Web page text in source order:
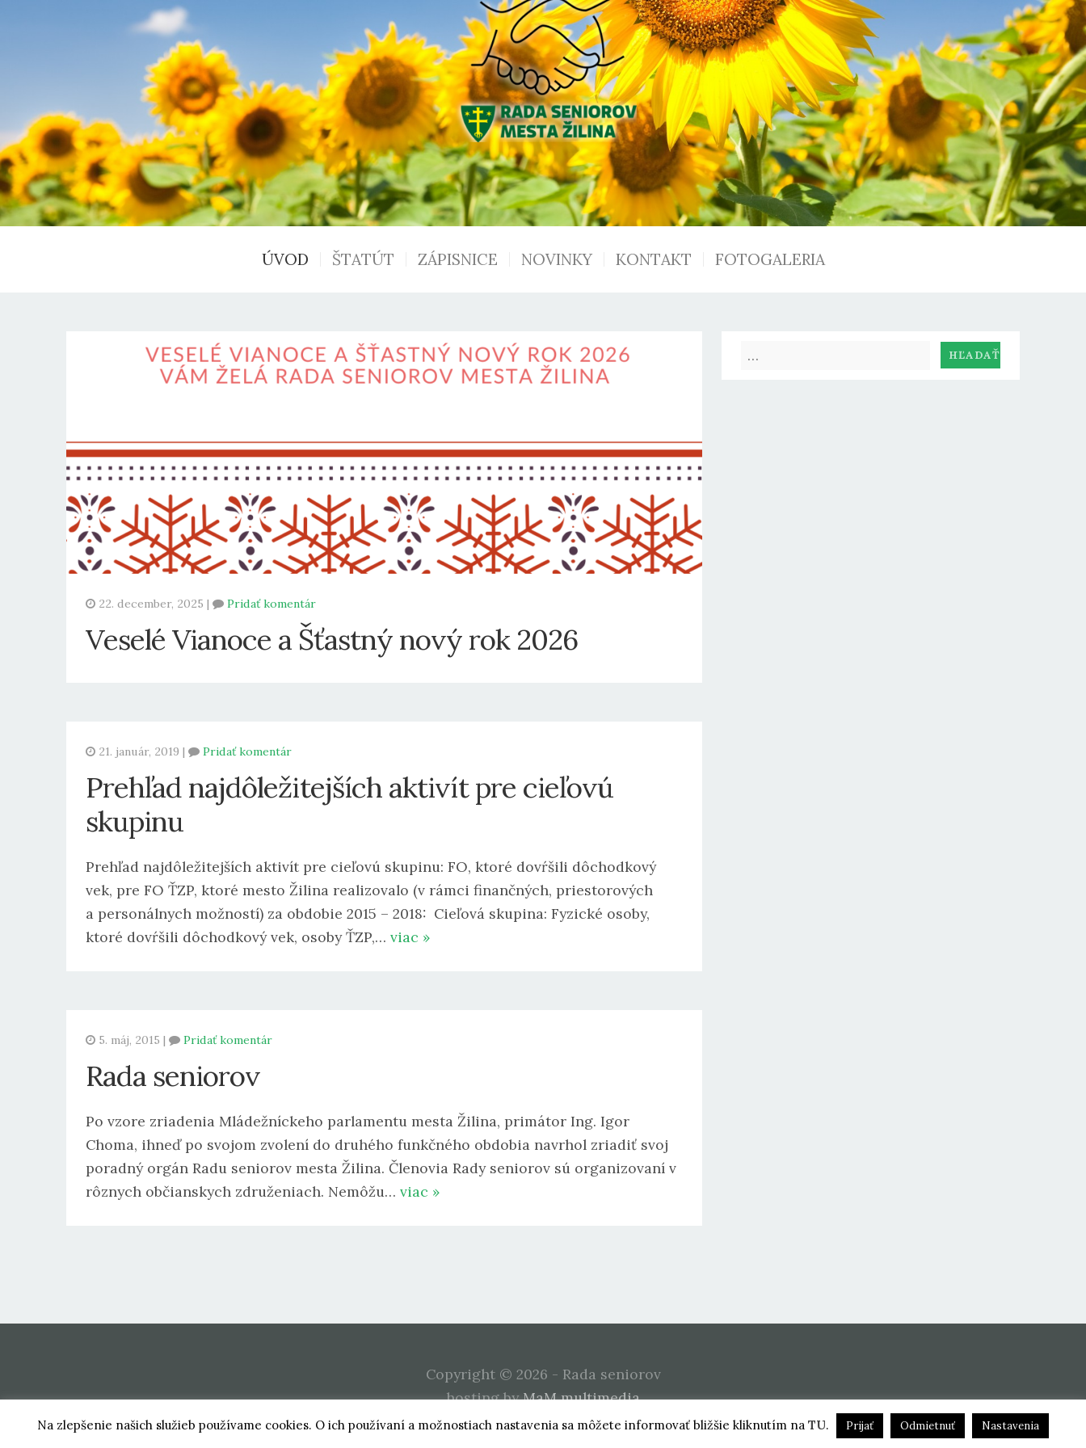
ÚVOD ŠTATÚT ZÁPISNICE NOVINKY KONTAKT FOTOGALERIA
22. december, 2025 | Pridať komentár
Veselé Vianoce a Šťastný nový rok 2026
21. január, 2019 | Pridať komentár
Prehľad najdôležitejších aktivít pre cieľovú
skupinu
Prehľad najdôležitejších aktivít pre cieľovú skupinu: FO, ktoré dovŕšili dôchodkový
vek, pre FO ŤZP, ktoré mesto Žilina realizovalo (v rámci finančných, priestorových
a personálnych možností) za obdobie 2015 – 2018: Cieľová skupina: Fyzické osoby,
ktoré dovŕšili dôchodkový vek, osoby ŤZP,… viac »
5. máj, 2015 | Pridať komentár
Rada seniorov
Po vzore zriadenia Mládežníckeho parlamentu mesta Žilina, primátor Ing. Igor
Choma, ihneď po svojom zvolení do druhého funkčného obdobia navrhol zriadiť svoj
poradný orgán Radu seniorov mesta Žilina. Členovia Rady seniorov sú organizovaní v
rôznych občianskych združeniach. Nemôžu… viac »
Copyright © 2026 - Rada seniorov
hosting by MaM multimedia
Na zlepšenie našich služieb používame cookies. O ich používaní a možnostiach nastavenia sa môžete informovať bližšie kliknutím na TU. Prijať Odmietnuť Nastavenia